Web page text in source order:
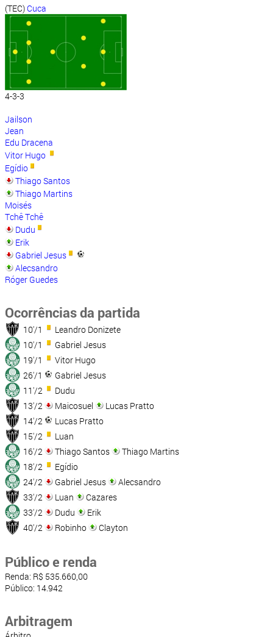
(TEC) Cuca
4-3-3
Jailson
Jean
Edu Dracena
Vitor Hugo
Egídio
Thiago Santos
Thiago Martins
Moisés
Tchê Tchê
Dudu
Erik
Gabriel Jesus
Alecsandro
Róger Guedes
Ocorrências da partida
10'/1
Leandro Donizete
10'/1
Gabriel Jesus
19'/1
Vitor Hugo
26'/1
Gabriel Jesus
11'/2
Dudu
13'/2
Maicosuel
Lucas Pratto
14'/2
Lucas Pratto
15'/2
Luan
16'/2
Thiago Santos
Thiago Martins
18'/2
Egídio
24'/2
Gabriel Jesus
Alecsandro
33'/2
Luan
Cazares
33'/2
Dudu
Erik
40'/2
Robinho Clayton
Público e renda
Renda: R$ 535.660,00
Público: 14.942
Arbitragem